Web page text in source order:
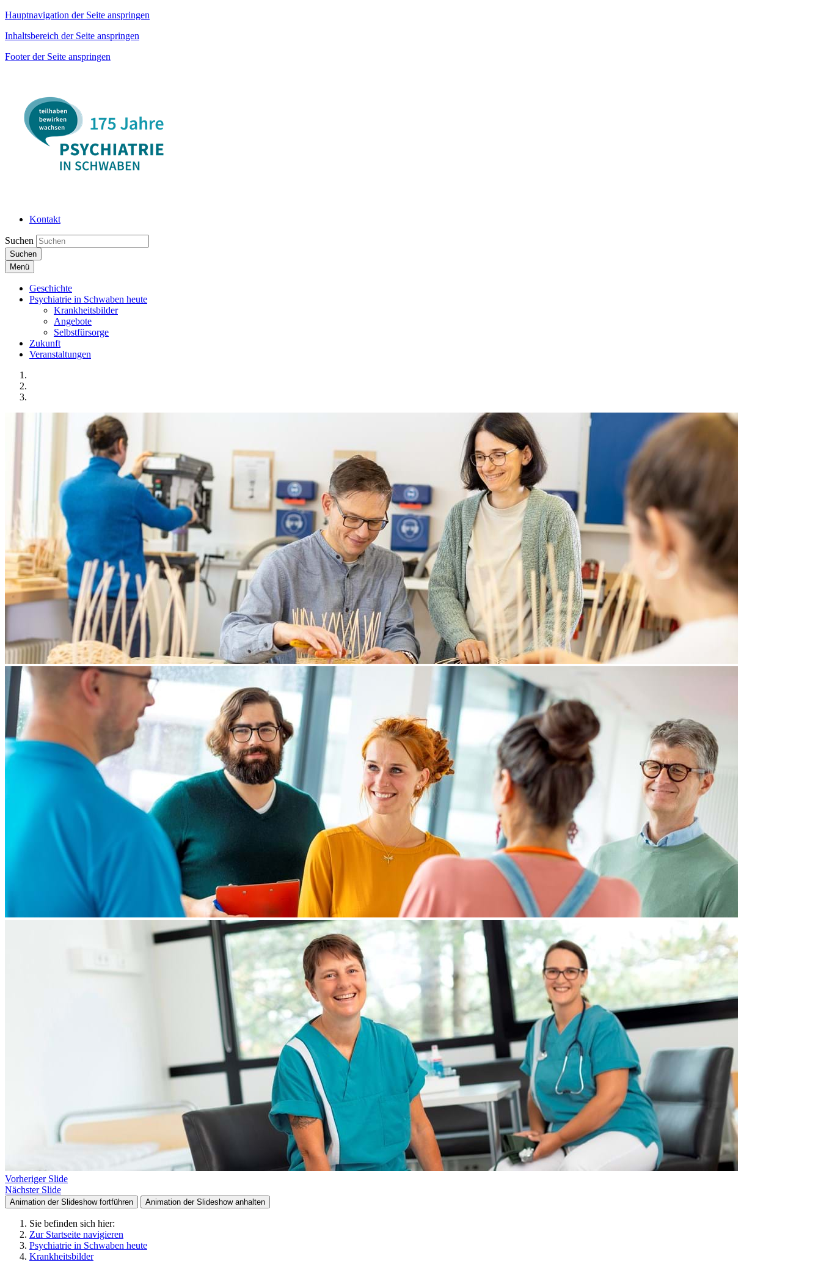
Hauptnavigation der Seite anspringen
Inhaltsbereich der Seite anspringen
Footer der Seite anspringen
Kontakt
Suchen
Suchen
Menü
Geschichte
Psychiatrie in Schwaben heute
Krankheitsbilder
Angebote
Selbstfürsorge
Zukunft
Veranstaltungen
Vorheriger Slide
Nächster Slide
Animation der Slideshow fortführen Animation der Slideshow anhalten
Sie befinden sich hier:
Zur Startseite navigieren
Psychiatrie in Schwaben heute
Krankheitsbilder